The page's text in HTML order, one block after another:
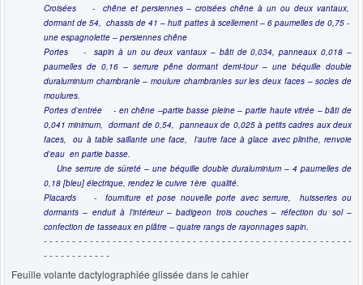
Croisées - chêne et persiennes – croisées chêne à un ou deux vantaux,
dormant de 54, chassis de 41 – huit pattes à scellement – 6 paumelles de 0,75 -
une espagnolette – persiennes chêne
Portes - sapin à un ou deux vantaux – bâti de 0,034, panneaux 0,018 –
paumelles de 0,16 – serrure pêne dormant demi-tour – une béquille double
duraluminium chambranle – moulure chambranles sur les deux faces – socles de
moulures.
Portes d’entrée - en chêne –partie basse pleine – partie haute vitrée – bâti de
0,041 minimum, dormant de 0,54, panneaux de 0,025 à petits cadres aux deux
faces, ou à table saillante une face, l’autre face à glace avec plinthe, renvoie
d’eau en partie basse.
Une serrure de sûreté – une béquille double duraluminium – 4 paumelles de
0,18 [bleu] électrique, rendez le cuivre 1ère qualité.
Placards - fourniture et pose nouvelle porte avec serrure, huisseries ou
dormants – enduit à l’intérieur – badigeon trois couches – réfection du sol –
confection de tasseaux en plâtre – quatre rangs de rayonnages sapin.
- - - - - - - - - - - - - - - - - - - - - - - - - - - - - - - - - - - - - - - - - - - - - - - - - - - - - -
- - - - - - - - - - - -
Feuille volante dactylographiée glissée dans le cahier